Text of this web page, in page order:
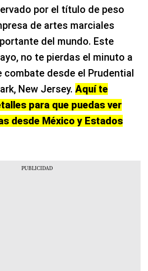
por el título de peso
de artes marciales
del mundo. Este
no te pierdas el minuto a
combate desde el Prudential
New Jersey. Aquí te
para que puedas ver
desde México y Estados